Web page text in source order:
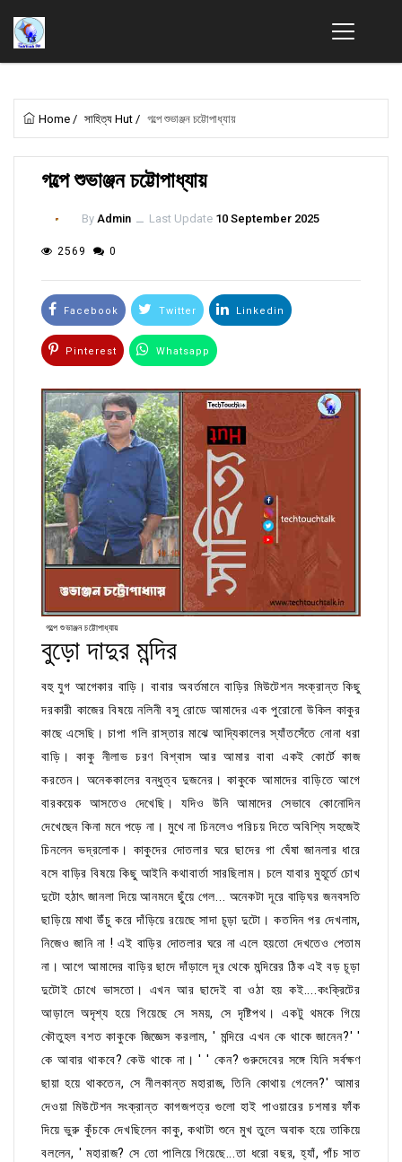
Home / সাহিত্য Hut / গল্পে শুভাঞ্জন চট্টোপাধ্যায়
গল্পে শুভাঞ্জন চট্টোপাধ্যায়
By Admin ــ Last Update 10 September 2025
2569 0
Facebook Twitter Linkedin
Pinterest Whatsapp
গল্পে শুভাঞ্জন চট্টোপাধ্যায়
বুড়ো দাদুর মন্দির
বহু যুগ আগেকার বাড়ি। বাবার অবর্তমানে বাড়ির মিউটেশন সংক্রান্ত কিছু দরকারী কাজের বিষয়ে নলিনী বসু রোডে আমাদের এক পুরোনো উকিল কাকুর কাছে এসেছি। চাপা গলি রাস্তার মাঝে আদ্যিকালের স্যাঁতসেঁতে নোনা ধরা বাড়ি। কাকু নীলাভ চরণ বিশ্বাস আর আমার বাবা একই কোর্টে কাজ করতেন। অনেককালের বন্ধুত্ব দুজনের। কাকুকে আমাদের বাড়িতে আগে বারকয়েক আসতেও দেখেছি। যদিও উনি আমাদের সেভাবে কোনোদিন দেখেছেন কিনা মনে পড়ে না। মুখে না চিনলেও পরিচয় দিতে অবিশ্যি সহজেই চিনলেন ভদ্রলোক। কাকুদের দোতলার ঘরে ছাদের গা ঘেঁষা জানলার ধারে বসে বাড়ির বিষয়ে কিছু আইনি কথাবার্তা সারছিলাম। চলে যাবার মুহূর্তে চোখ দুটো হঠাৎ জানলা দিয়ে আনমনে ছুঁয়ে গেল... অনেকটা দূরে বাড়িঘর জনবসতি ছাড়িয়ে মাথা উঁচু করে দাঁড়িয়ে রয়েছে সাদা চূড়া দুটো। কতদিন পর দেখলাম, নিজেও জানি না ! এই বাড়ির দোতলার ঘরে না এলে হয়তো দেখতেও পেতাম না। আগে আমাদের বাড়ির ছাদে দাঁড়ালে দূর থেকে মন্দিরের ঠিক এই বড় চূড়া দুটোই চোখে ভাসতো। এখন আর ছাদেই বা ওঠা হয় কই....কংক্রিটের আড়ালে অদৃশ্য হয়ে গিয়েছে সে সময়, সে দৃষ্টিপথ। একটু থমকে গিয়ে কৌতুহল বশত কাকুকে জিজ্ঞেস করলাম, ' মন্দিরে এখন কে থাকে জানেন?' ' কে আবার থাকবে? কেউ থাকে না। ' ' কেন? গুরুদেবের সঙ্গে যিনি সর্বক্ষণ ছায়া হয়ে থাকতেন, সে নীলকান্ত মহারাজ, তিনি কোথায় গেলেন?' আমার দেওয়া মিউটেশন সংক্রান্ত কাগজপত্র গুলো হাই পাওয়ারের চশমার ফাঁক দিয়ে ভুরু কুঁচকে দেখছিলেন কাকু, কথাটা শুনে মুখ তুলে অবাক হয়ে তাকিয়ে বললেন, ' মহারাজ? সে তো পালিয়ে গিয়েছে...তা ধরো বছর, হ্যাঁ, পাঁচ সাত তো হলো...হঠাৎ করে মন্দিরের প্রসঙ্গ তুললে বলে কত ছবি মনের মাঝে ভীড় করে আসছে....এখন ভাবলে মনে হয় সেসব কোন্ আদিযুগের কথা! আমি, আর বিনয় তখন এ পাড়াতেই পাশাপাশি বাড়িতে ভাড়া থাকতাম...ও পাড়ার দুঁদে সরকারি উকিল বিজয় নন্দীর তখন নামডাক তুঙ্গে। আমাদের গুরুদেবের মন্দিরের পেছনে বিভিন্ন সময়ে যে কজন মোটা টাকাপয়সা ডোনেট করেছিলেন তাদের মধ্যে বিজয় নন্দী প্রথম সারিতে। তিনি তখন মন্দির ট্রাস্টি বোর্ডের সভাপতি। কাজের সূত্রে নন্দী বাড়িতে প্রায়ই যেতে হত আমাদের। একদিন নিয়ে গেলেন আমাকে আর বিনয়কে গুরুদেবের কাছে। আলাপ হল,পরিচয় হল, একটু একটু করে যাতায়াত বাড়লো মন্দিরে। ঠাকুর যে কিভাবে মনের একটা বড় অংশে জায়গা করে নিলেন নিজেও জানি না। দীক্ষা নিয়ে ফেললাম গুরুদেবের কাছে...বিনয় কিছুতেই নেবে না...সে ছিল ঘোর নাস্তিক...কান ধরে দীক্ষা নেওয়ালাম...চোখের সামনে বদলে গেল সে ছেলে...গুরুভক্তি এলো, প্রনাম করতেও শিখলো...শিখবি না মানে, শিখতে বাধ্য। স্বামীজির চাইতে নাস্তিক সংসারে আর কে ছিল...সে ছেলেও রামকৃষ্ণের সংস্পর্শে এসে... সাক্ষাৎ অবতার ছিলেন আমাদের গুরুদেব...অবতার হয়েই চলে গেলেন...একশো পনেরো বছরের মানুষটা, যখন মন্দিরের আরাধনা স্থলের পাশের চত্বরে চেয়ার সমেত উপবিষ্ট অবস্থায় সমাধিস্থ করা হচ্ছে, কে বলবে আত্না দেহ ছেড়ে চলে গেছে...কোথাও এতটুকু মৃত্যুর ছায়া বা স্পর্শটুকু নেই...বুঝি বা কিঞ্চিৎ নিদ্রা যাপন করছেন, চোখ খুললেই অনন্ত জ্যোতি ভাস্বর হয়ে উঠবে! সে মহাপ্রয়ানের ঘটনা আস্তে আস্তে কিরকম যেন একটা একটা করে নিভিয়ে দিল মন্দিরের বাতিগুলো...অত লোকজন, অত ভক্ত শিষ্য, সেবায়েতের দল, ফি বছর রাসপূর্ণিমায় বাবার জন্মতিথি পালন, মহোৎসব, সন্ধ্যারতির ঘন্টা, হরিধ্বনি, নিত্যদিনের কীর্তন...আর কিচ্ছু রইলো না, বছর কয়েকের মধ্যে অদ্ভুতভাবে সব বিদায় নিল...তারপর একদিন শুনি মহারাজ নিজেই নিরুদ্দেশ হয়ে গিয়েছে...কোনো এক শীতের রাতে কাউকে কিছু না জানিয়ে চুপিসারে কোথায় যে উবে গেল সে লোক...! আর গেলই বা কেন..সে এক বিস্ময় বটে! একটানা কত বছর মন্দিরের সঙ্গে জড়িয়ে থাকা আমার আর বিনয়ের! সেই দেবালয় এখন খাঁ খাঁ পড়ে আছে। বয়স হয়েছে তো, এসব দৃশ্য মেনে নিতে কষ্ট হয়...ছোটো নাতনিটা জল বসন্তে ভুগছিল...রোগ আর ছাড়ে না কিছুতেই...বাবার কাছে নিয়ে গেলাম...মাথাটা বার কয়েক ঝেড়ে জলপরা দিয়ে দিলেন...পরের দিন থেকে সে মেয়ে আলোর মুখ দেখতে শুরু করলো। ধন্বন্তরি বলবো নাকি দৈব শক্তির অধিকারী বলবো! তারই মাস খানেক বাদে হঠাৎ ঘুম থেকে উঠে শুনি গভীর রাতে ধ্যানমগ্ন অবস্থায় বাবার চিরবিদায়! আমার কি মনে হয় জানো? এ একেবারেই স্বেচ্ছামৃত্যু। নইলে একশো পনেরো যার বয়স, আর যাই হোক এমন করে আত্নসমাধি তার হতে পারে না। মহারাজের খবরটা পেয়ে সত্যিই বেশ আপসেট হয়ে পড়েছিলুম...শেষমেশ চলেই গেল! তবু তো খানকতক বাতি জ্বলতো। এখন দ্যাখো গে যাও, রাত না হতেই অমাবস্যার অন্ধকার! ' শেষ বিকেলের ছায়া নেমে এসেছে মন্দিরের চূড়ার গায়ে। কয়েকটা পাখি বসেছিল বোধহয় বড় চূড়ার শীর্ষপ্রান্তে যেখানে ত্রিশূল দেখা যায়। উড়ে গিয়ে আকাশে কোথায় মিশে গেল। ছোটোবেলায় মন্দিরে গেলে মাথাটা উঁচুতে তুলে হাঁ করে তাকিয়ে থাকতাম চূড়াগুলোর দিকে। বাবা বলতেন, পুরীর জগন্নাথ দেবের মন্দিরের আদলে তৈরি এ দেব ভাস্কর্য। ...' দেবভাস্কর্য'...সেদিন শব্দটুকুর মানে বুঝিনি। আজ বুঝি। সৌন্দর্যের আড়ালে লুকিয়ে থাকা এক অন্যরকম অন্ধকার যেন প্রাক সন্ধ্যার আবছায়া পথ ধরে আমায় আর এক কৌতুহলী জীবনের প্রান্তে দাঁড় করিয়ে দিল... বললাম,' কেউ থাকে না মন্দিরে? অবাক কান্ড! নীলকান্ত মহারাজই বা কি কারণে চলে গেল?' শেষ কথাটা যেন নিজের মনেই বলে ফেললাম। কি একটা ভাবলেন নীলাভ কাকু। জানলার দিকে চোখ রেখে বললেন, ' কে কখন কি কারণে চলে যায় পৃথিবীতে এর চেয়ে কঠিন প্রশ্ন আর হয়না। কেউ চলে যায় জগৎ সংসারের মায়া কাটিয়ে...যেভাবে তোমার বাবা মানে বিনয় একদিন কথা নেই বার্তা নেই আমায় না জানিয়েই চুপিসারে চলে গেল...যখন জানলাম তখন আর কার ওপরেই বা অভিমান করবো, কার ওপরেই বা রাগ করবো, আর কার সাথেই বা ঝগড়া করবো...সবই তো স্মৃতি হয়ে গেল! কেউ সেই স্মৃতি আঁকড়ে জীবন কাটিয়ে দেয়, কারো কাছে সেই স্মৃতিগুলোই ভারাক্রান্ত হয়ে ওঠে। পাথরপ্রমান। তবে এটা বলবো, লোভের বশে চুরী বা সেরকম কিছু করে নীলকান্ত মহারাজ পালিয়ে যায় নি। তেমন হলে সাড়া পড়ে যেত। মন্দিরের স্থাবর অস্থাবর সব সম্পত্তিরই হদিশ মহারাজের অজানা নয়। চাইলেই অন্য কিছু করতে পারতো। তা যখন হয় নি, তখন সাধারণ চোখে এটাই ভেবে নেওয়া যায়, হয় সে স্মৃতিভারে জর্জরিত হয়ে একাকিত্বের জ্বালায় পালিয়ে গিয়েছে, আর নয়তো অন্য কিছু...বয়স হয়েছে তো, তাই মন থেকে চট করে উড়িয়ে দিতে পারি না ভাবনাটাকে।' পিতৃহীনতার দুঃখ বা শূন্যতা আজ এতবছর পরেও মনকে গ্রাস করে। তার থেকেও হয়তো বেশি পীড়িত করে মায়ের একাকিত্ব। জীবন এমনই। একটু একটু করে সকলকেই কোনো এক নিরালা নিঃসঙ্গ প্রান্তে এনে দাঁড় করিয়ে দেয়। অনেকের মাঝে জড়িয়ে থেকেও একটা সময় আসে যখন নিজের কাছে একা হয়ে পড়ি আমরা। মনে পড়ে অনেক ছেলেবেলায় মন্দিরে যখন যেতাম তখন আমাদের পরিবার আজকের মতো ছিল না। সে ছিল যৌথ পরিবার। বেশিরভাগ সময় মা, জেঠিমা,কাকিমাদের হাত ধরেই মন্দিরে যেতাম। মা বলতেন, ' বুড়ো দাদুর মন্দির।' সেদিনের ঐ কথাটাই সময় সময় আজও বেরিয়ে আসে মুখ থেকে। একদিন নীলাভ কাকু বাবাকে নিয়ে গিয়েছিলেন দীক্ষা নিতে। এমন একটা সময় এলো যখন পরিবারের সকলের কাছেই আরাধ্য দেবতার মতো হয়ে উঠলেন আমার ছোটবেলার 'বুড়োদাদু।' কিছু কিছু জিনিস যা শৈশব থেকে মন্দিরে দেখে এসেছি সেগুলো এতদিনেও মনের একটা গভীর কোণ যেন আলো করে রেখে দিয়েছে। মন্দিরের কীর্তন ঘরের পেছনের আবছা অন্ধকারে ঢাকা সিঁড়ি দিয়ে উঠে দোতলার প্রশস্ত বারান্দায় কাঠের চেয়ারে উপবিষ্ট গেরুয়া বসন পরিহিত বুড়ো দাদুর সেই জটাজুটোধারী প্রশান্তিময় ছবি, চেয়ারের পাশে দাদুর পানের পিক ফেলার পেতলের সেই বড় ডাবরখানা, বারান্দার দেওয়াল জুড়ে মস্ত লোহার খাঁচায় উড়ে বেড়ানো রঙবেরঙের পাখিগুলো, তাদের কিচিরমিচির কলরব, সিঁড়ি দিয়ে নেমে নীচের ঐ কীর্তন ঘরে উঁচু বেদির ওপর স্থাপিত একটা বিশালাকৃতির কালো কষ্টিপাথরে তৈরি গরুর দেবতার মূর্তি...যে মূর্তির হদিশ গুপ্ত যুগের ইতিহাসের পৃষ্ঠাটুকুর বাইরে আর কখনো কোথাও খুঁজে পাই নি, কীর্তন ঘরের উল্টোহাতে মার্বেল পাথরের শান বাঁধানো প্রকান্ড সভাগৃহের দেওয়ালের একপ্রান্ত থেকে আর এক প্রান্ত জুড়ে মুকুট পরা নাম না জানা রাজা, মুন্ডিত মস্তক কপালে তিলক কাটা রাজপুরোহিতদের সারিবদ্ধ মাটির মূর্তি...যতদিন যতবার মন্দিরে গেছি, ঐ ঘরে ঢুকলেই আগে তাকিয়ে থাকতাম মূর্তিগুলোর দিকে...জানি না কেন....তবে বিস্ময়বোধের নিরিখে এই সব কিছুকে ছাপিয়ে যেত মন্দিরের চূড়া দুটো...এত বড় আর উঁচু চূড়া পুরীর জগন্নাথ মন্দির ছাড়া আমি আর কোথাও দেখি নি...যাদের কথা নতুন করে বাবার মুখে শুনি ইউনিভার্সিটি জীবনে পা দিয়ে। কাঁচরাপাড়া অঞ্চলে তখনো প্রোমোটারি রাজ শুরু হয়নি। মানুষ জমি ভিটে আঁকড়েই কম বেশি সুখে শান্তিতে বসবাস করতে অভ্যস্ত ছিল। ইতিহাস তাই হারিয়ে যায় নি। ....' সামনে রথ। উৎসবের আগে মন্দিরটাকে সাজাচ্ছে। দেখতেও ভালো লাগে...' একদিন দুপুরবেলা ছাদে দাঁড়িয়ে আমায় উদ্দেশ্য করে বলছিলেন বাবা। সত্যিই তাই। যদিও অনেকটা দূর, তবু বেশ পরিষ্কার বোঝা যাচ্ছে দুটো লোক কি সুন্দর দড়ির সাহায্যে বেয়ে বেয়ে চূড়ার একেবারে মগডালে উঠে ত্রিশূলের আগায় পতাকা টাঙাতে শুরু করেছে... দেখতেও ভালো লাগে। ....' চূড়ার গায়ে গায়ে খোদাই করা পাথরের কত যে সব কারুকার্য আছে...ওগুলো কখনো নজর করেছিস খোকা?' বলছিলেন বাবা। অত খুঁটিয়ে সত্যিই যে কখনো দেখা হয়ে ওঠে নি, বললাম বাবাকে। ' ইতিহাসের ছাত্র...ওগুলো দেখবি না? বাঃ! ও হলো বিশেষ এক ধরনের শিল্পকার্য, যার নাম নাগড় শিল্পরীতি। মূলত দক্ষিন ভারত থেকে আমদানি, তবে পুরীর জগন্নাথ মন্দিরেও এই ধরনের শিল্পের ব্যবহার স্পষ্ট লক্ষ্য করা গেছে। এখানে মূল মন্দির অর্থাৎ গর্ভগৃহের চূড়ার ছাদটি সর্পিল ভঙ্গিতে পেঁচানো হত। কাছে না গেলে ভালো করে বুঝবি না, কত সুন্দর নিখুঁত ভাবে নকশাগুলো তৈরি করেছে...শুধু ছেনি হাতুড়ি সম্বল...সত্যিই দেব ভাস্কর্য! এবার রথ যাত্রার উৎসবে যদি যাস, সময় করে একবার দেখিস গিয়ে...' কত রথ কেটে গেল, আর যাওয়া হয় নি। ইউনিভার্সিটির হোস্টেলে ফিরে কফি হাউসে এক বিকেলে বসে কথায় কথায় বন্ধুদের কাছে একদিন গল্প করেছিলাম...সে নাগড় শিল্পরীতির গল্প...দেব ভাস্কর্যের গল্প...ওরা আগ্রহ ভরে বলেছিল, একদিন দেখতে আসবে... ওরকম কত বিকেল কেটে যায় কফি হাউসে, কার কথা কে ই বা মনে রাখে! তবে যেটুকু মনে রয়ে গেছে, সেটুকু রোমন্থন করে নিভৃতের এই ছোট্ট চৌকিটাতে বসে নির্দিধায় বলতে পারি...ইতিহাস হারিয়ে যেতে পারে, ধ্বংস হয়ে যেতে পারে, মুছে যেতে পারে...তাকে ডেড চ্যাপ্টার কখনোই বলা যাবে না...জীবন্ত অশরীরী? তাহলে তাই...তার নিঃশ্বাস কিংবা নির্যাস অনেকটাই যে সেরকম, ঠিক যেমনটা মন্দিরের ভেতরে ঢুকলেই ধূপ ধূনোর এক অদ্ভুত সুন্দর গন্ধ ভেসে আসতো, যেটা আজও আমার কাছে মন্দিরের গন্ধ হয়ে কোথাও একটা মিশে আছে। যেমন মিশে আছে কীর্তন ঘরে সেবায়েতদের খোল কর্তাল আর খঞ্জনি বাজিয়ে হরিনাম সংকীর্তনের ছেঁড়া ছেঁড়া শব্দ গুলো। যাক সে কথা.... সেই ছোটো থেকে ফি বছর দেখে আসতাম আমাদের পরীক্ষার আগে মন্দিরে গিয়ে কলম পেনসিলগুলো বুড়ো দাদুর হাতে তুলে দিতেন মা জেঠিমারা। মায়ের মুখে শুনেছি ওকে বলা হতো পেন পড়ানো। দাদু কলমলোতে কিসব মন্ত্র পড়ে দিতেন। বিড়বিড় করতে করতে মাথার চুলে আলতো হাত বুলিয়ে দিতেন। সেই সঙ্গে ' কোনো ভয় নেই...ভালো করে পরীক্ষা দাও...বাবা মায়ের মুখ উজ্জ্বল করো...' ইত্যাদি কিছু কিছু উপদেশও দিয়ে দিতেন। কোন্ মন্ত্রবলে জানি না, সেই সব উপদেশ বাণী, মন্ত্রপূত কলম পেনসিল রবার জ্যামিতি বাক্স,আমার মাথায় কপালে বুড়ো দাদুর হাত বুলিয়ে দেওয়া...এইসব ব্যাপারগুলি প্রতি বছর পরীক্ষার আগে আমার মনোজগতে এক অদ্ভুত সোয়াস্তি যে বয়ে নিয়ে আসতো একথা বলতে বাধা নেই। বাড়িতে অনেকেই বলতেন,' গুরুদেব সাক্ষাত ঈশ্বর...নইলে শুধু পান আর জল খেয়ে কোনো মানুষ কখনো বেঁচে থাকতে পারে! ' বুড়ো দাদুকে ভগবান বলে নিজে থেকে যতটা না চিনতাম..হয়তো তার থেকেও বেশি আমার নিজের পরিবারের প্রতি আমার মনে যে স্বাভাবিক নির্ভরতা কাজ করতো সেই নির্ভরতা আসলে এমন একটি জায়গা যেখানে দাঁড়িয়ে চোখ কান বুজে বুড়ো দাদুর মাঝে ভগবানের আসল রূপটিও কল্পনা করে নেওয়া যায়। বয়স বাড়ার সাথে সাথে সমাজে চলতে গিয়ে একটু একটু করে জীবন নতুন পথে বাঁক নিল। পড়াশুনা, বন্ধু বান্ধব, ভবিষ্যৎ, এগিয়ে চলার চিন্তা...এসবের মাঝে অন্য অনেক কিছুর মতো মন্দিরে যাতায়াতের সে রাস্তা ক্রমশ আমার আসা যাওয়ার বাইরে দূর থেকে আরো দূ